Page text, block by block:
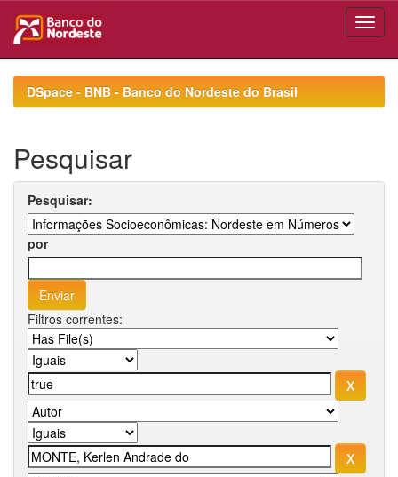
navigationDSpace - BNB - Banco do Nordeste do Brasil
Pesquisar
Pesquisar:
por
Filtros correntes: